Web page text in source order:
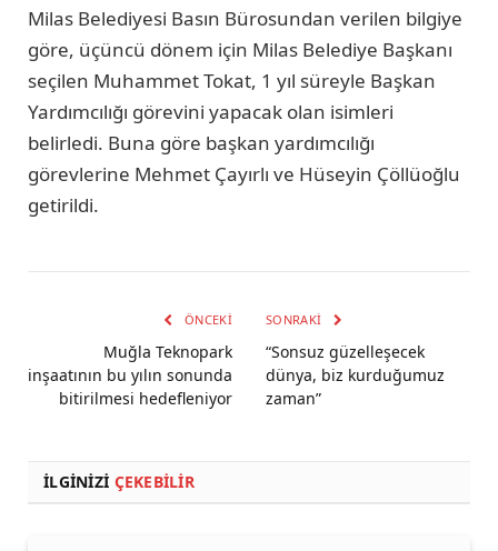
Milas Belediyesi Basın Bürosundan verilen bilgiye
göre, üçüncü dönem için Milas Belediye Başkanı
seçilen Muhammet Tokat, 1 yıl süreyle Başkan
Yardımcılığı görevini yapacak olan isimleri
belirledi. Buna göre başkan yardımcılığı
görevlerine Mehmet Çayırlı ve Hüseyin Çöllüoğlu
getirildi.
ÖNCEKI
Muğla Teknopark
inşaatının bu yılın sonunda
bitirilmesi hedefleniyor
SONRAKI
“Sonsuz güzelleşecek
dünya, biz kurduğumuz
zaman”
İLGINIZI ÇEKEBILIR